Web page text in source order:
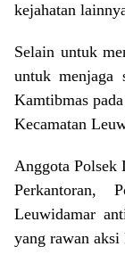
kejahatan
Selain untuk
untuk menjaga
Kamtibmas
Kecamatan
Anggota Polsek
Perkantoran,
Leuwidamar
yang rawan